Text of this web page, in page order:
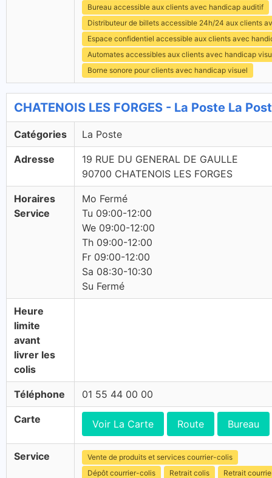
Bureau accessible aux clients avec handicap auditif
Distributeur de billets accessible 24h/24 aux clients
Espace confidentiel accessible aux clients avec
Automates accessibles aux clients avec handicap
Borne sonore pour clients avec handicap visuel
CHATENOIS LES FORGES - La Poste La
Catégories La Poste
Adresse
19 RUE DU GENERAL DE GAULLE
90700 CHATENOIS LES FORGES
Horaires
Service
Mo Fermé
Tu 09:00-12:00
We 09:00-12:00
Th 09:00-12:00
Fr 09:00-12:00
Sa 08:30-10:30
Su Fermé
Heure
limite
avant
livrer les
colis
Téléphone 01 55 44 00 00
Carte Voir La Carte Route Bureau
Service
Vente de produits et services courrier-colis
Dépôt courrier-colis
Retrait colis
Retrait